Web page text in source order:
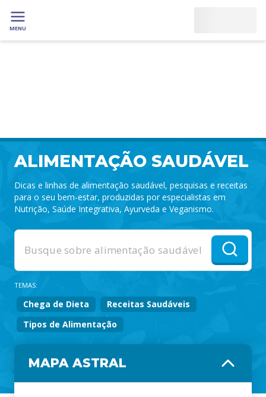
MENU
ALIMENTAÇÃO SAUDÁVEL
Dicas e linhas de alimentação saudável, pesquisas e receitas
para o seu bem-estar, produzidas por especialistas em
Nutrição, Saúde Integrativa, Ayurveda e Veganismo.
TEMAS:
Chega de Dieta
Receitas Saudáveis
Tipos de Alimentação
MAPA ASTRAL